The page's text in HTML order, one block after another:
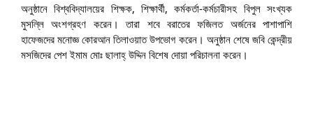
অনুষ্ঠানে বিশ্ববিদ্যালয়ের শিক্ষক, শিক্ষার্থী, কর্মকর্তা-কর্মচারীসহ বিপুল সংখ্যক
মুসল্লি অংশগ্রহণ করেন। তারা শবে বরাতের ফজিলত অর্জনের পাশাপাশি
হাফেজদের মনোজ্ঞ কোরআন তিলাওয়াত উপভোগ করেন। অনুষ্ঠান শেষে জবি কেন্দ্রীয়
মসজিদের পেশ ইমাম মোঃ ছালাহ্‌ উদ্দিন বিশেষ দোয়া পরিচালনা করেন।